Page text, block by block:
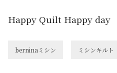
Happy Quilt Happy day
berninaミシン ミシンキルト